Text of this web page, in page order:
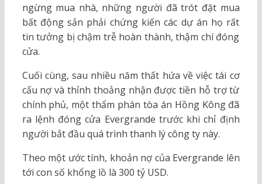
ngừng mua nhà, những người đã trót đặt mua
bất động sản phải chứng kiến các dự án họ rất
tin tưởng bị chậm trễ hoàn thành, thậm chí đóng
cửa.
Cuối cùng, sau nhiều năm thất hứa về việc tái cơ
cấu nợ và thỉnh thoảng nhận được tiền hỗ trợ từ
chính phủ, một thẩm phán tòa án Hồng Kông đã
ra lệnh đóng cửa Evergrande trước khi chỉ định
người bắt đầu quá trình thanh lý công ty này.
Theo một ước tính, khoản nợ của Evergrande lên
tới con số khổng lồ là 300 tỷ USD.